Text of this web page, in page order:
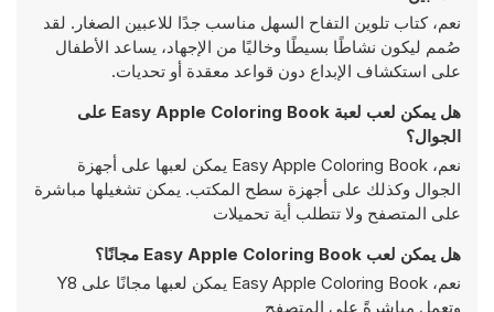
نعم، كتاب تلوين التفاح السهل مناسب جدًا للاعبين الصغار. لقد
صُمم ليكون نشاطًا بسيطًا وخاليًا من الإجهاد، يساعد الأطفال
على استكشاف الإبداع دون قواعد معقدة أو تحديات.
هل يمكن لعب لعبة Easy Apple Coloring Book على
الجوال؟
نعم، Easy Apple Coloring Book يمكن لعبها على أجهزة
الجوال وكذلك على أجهزة سطح المكتب. يمكن تشغيلها مباشرة
على المتصفح ولا تتطلب أية تحميلات
هل يمكن لعب Easy Apple Coloring Book مجانًا؟
نعم، Easy Apple Coloring Book يمكن لعبها مجانًا على Y8
وتعمل مباشرةً على المتصفح